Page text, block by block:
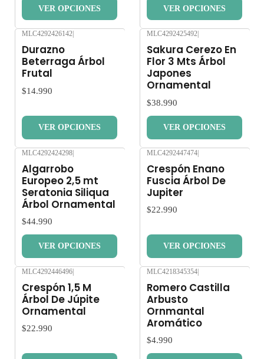
VER OPCIONES VER OPCIONES
MLC4292426142
Durazno
Beterraga Árbol
Frutal
$14.990
VER OPCIONES
MLC4292425492
Sakura Cerezo En
Flor 3 Mts Árbol
Japones
Ornamental
$38.990
VER OPCIONES
MLC4292424298|
Algarrobo
Europeo 2,5 mt
Seratonia Siliqua
Árbol Ornamental
$44.990
VER OPCIONES
MLC4292447474|
Crespón Enano
Fuscia Árbol De
Jupiter
$22.990
VER OPCIONES
MLC4292446496|
Crespón 1,5 M
Árbol De Júpite
Ornamental
$22.990
MLC4218345354|
Romero Castilla
Arbusto
Ornmantal
Aromático
$4.990